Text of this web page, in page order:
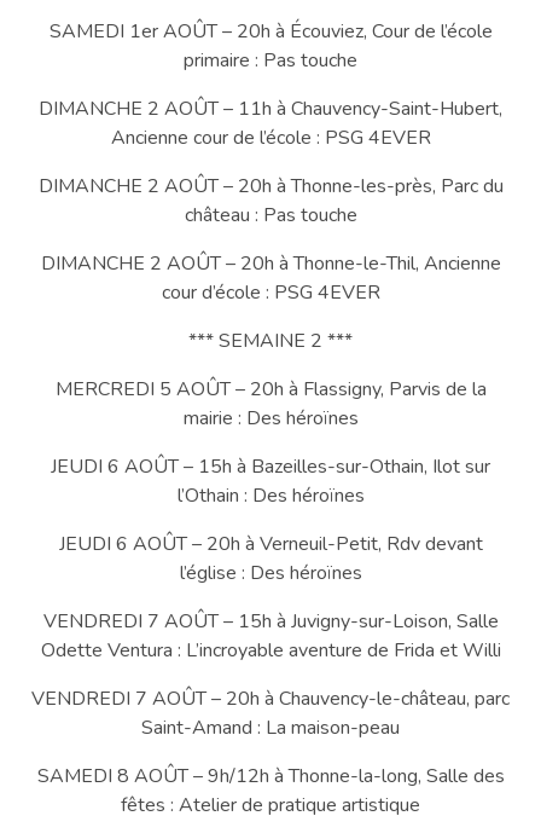
SAMEDI 1er AOÛT – 20h à Écouviez, Cour de l’école
primaire : Pas touche
DIMANCHE 2 AOÛT – 11h à Chauvency-Saint-Hubert,
Ancienne cour de l’école : PSG 4EVER
DIMANCHE 2 AOÛT – 20h à Thonne-les-près, Parc du
château : Pas touche
DIMANCHE 2 AOÛT – 20h à Thonne-le-Thil, Ancienne
cour d’école : PSG 4EVER
*** SEMAINE 2 ***
MERCREDI 5 AOÛT – 20h à Flassigny, Parvis de la
mairie : Des héroïnes
JEUDI 6 AOÛT – 15h à Bazeilles-sur-Othain, Ilot sur
l’Othain : Des héroïnes
JEUDI 6 AOÛT – 20h à Verneuil-Petit, Rdv devant
l’église : Des héroïnes
VENDREDI 7 AOÛT – 15h à Juvigny-sur-Loison, Salle
Odette Ventura : L’incroyable aventure de Frida et Willi
VENDREDI 7 AOÛT – 20h à Chauvency-le-château, parc
Saint-Amand : La maison-peau
SAMEDI 8 AOÛT – 9h/12h à Thonne-la-long, Salle des
fêtes : Atelier de pratique artistique